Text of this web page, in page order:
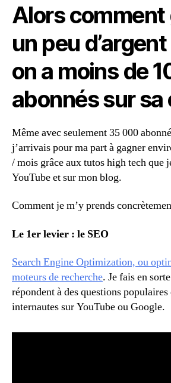
Alors comment
un peu
on a moins de
abonnés sur sa
Même avec seulement 35 000
j’arrivais pour ma part à gagner
/ mois grâce aux tutos high tech que
YouTube et sur mon blog.
Comment je m’y prends
Le 1er levier : le SEO
Search Engine Optimization, ou
moteurs de recherche. Je fais en
répondent à des questions populaires
internautes sur YouTube ou Google.